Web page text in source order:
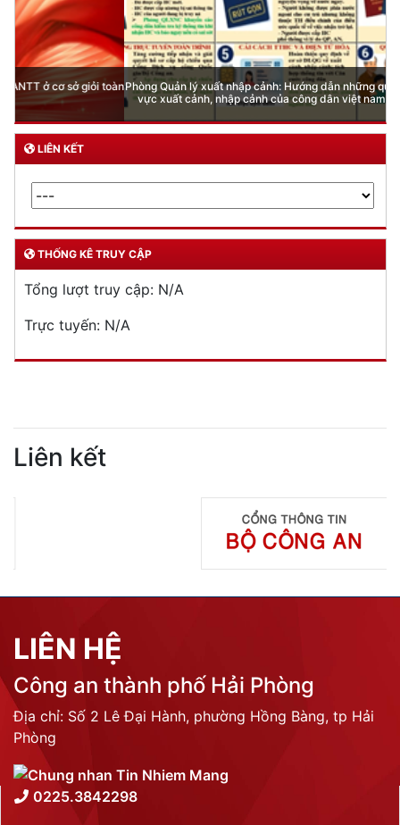
Phòng Quản lý xuất nhập cảnh: Hướng dẫn những quy định mới trong lĩnh
vực xuất cảnh, nhập cảnh của công dân việt nam từ ngày 01/7/2026
LIÊN KẾT
THỐNG KÊ TRUY CẬP
Tổng lượt truy cập: N/A
Trực tuyến: N/A
Liên kết
LIÊN HỆ
Công an thành phố Hải Phòng
Địa chỉ: Số 2 Lê Đại Hành, phường Hồng Bàng, tp Hải
Phòng
0225.3842298